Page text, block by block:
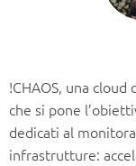
!CHAOS, una
che si pone
dedicati al
infrastrutture: